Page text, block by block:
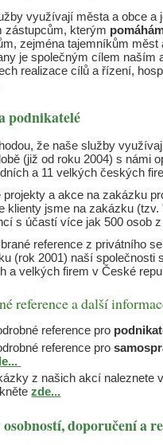
využívají města a obce a
zástupcům, kterým
zejména tajemníkům
je společným cílem naším
realizace cílů a řízení,
podnikatelé
že naše služby
(již od roku 2004) s námi
a 11 velkých českých
projekty a akce na zakázku
klienty jsme na zakázku
s účastí více jak 500 osob
reference z privátního
(rok 2001) naší společnosti
a velkých firem v České
reference a další
reference pro
reference pro
z našich akcí naleznete
zde...
doporučení a